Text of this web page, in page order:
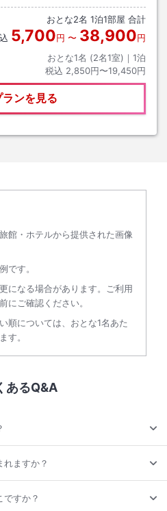
おとな2名 1泊1部屋 合計
5,700円 〜 38,900円
おとな1名 (2名1室)｜ 1泊
税込 2,850円〜19,450円
ンを見る
館・ホテルから提供された画像
です。
になる場合があります。ご利用
にご確認ください。
順については、おとな1名あた
す。
あるQ&A
ますか？
ですか？